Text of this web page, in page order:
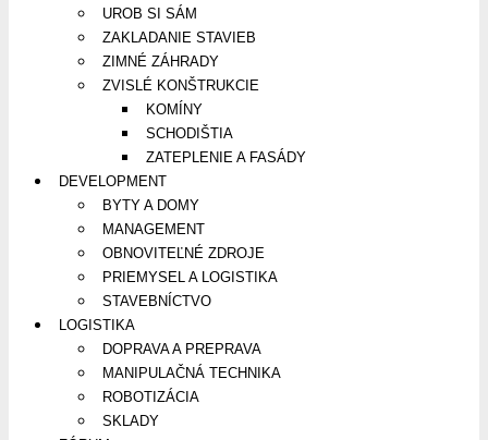
UROB SI SÁM
ZAKLADANIE STAVIEB
ZIMNÉ ZÁHRADY
ZVISLÉ KONŠTRUKCIE
KOMÍNY
SCHODIŠTIA
ZATEPLENIE A FASÁDY
DEVELOPMENT
BYTY A DOMY
MANAGEMENT
OBNOVITEĽNÉ ZDROJE
PRIEMYSEL A LOGISTIKA
STAVEBNÍCTVO
LOGISTIKA
DOPRAVA A PREPRAVA
MANIPULAČNÁ TECHNIKA
ROBOTIZÁCIA
SKLADY